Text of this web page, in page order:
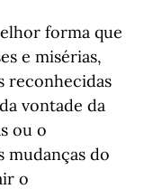
forma que
e misérias,
reconhecidas
vontade da
ou o
mudanças do
o